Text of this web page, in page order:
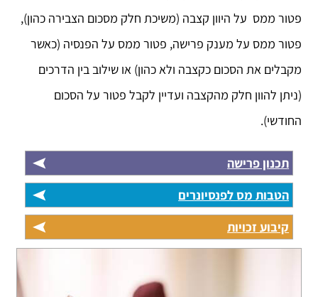
פטור ממס על היוון קצבה (משיכת חלק מסכום הצבירה כהון),
פטור ממס על מענק פרישה, פטור ממס על הפנסיה (כאשר
מקבלים את הסכום כקצבה ולא כהון) או שילוב בין הדרכים
(ניתן להוון חלק מהקצבה ועדיין לקבל פטור על הסכום
החודשי).
תכנון פרישה
הטבות מס לפנסיונרים
קיבוע זכויות